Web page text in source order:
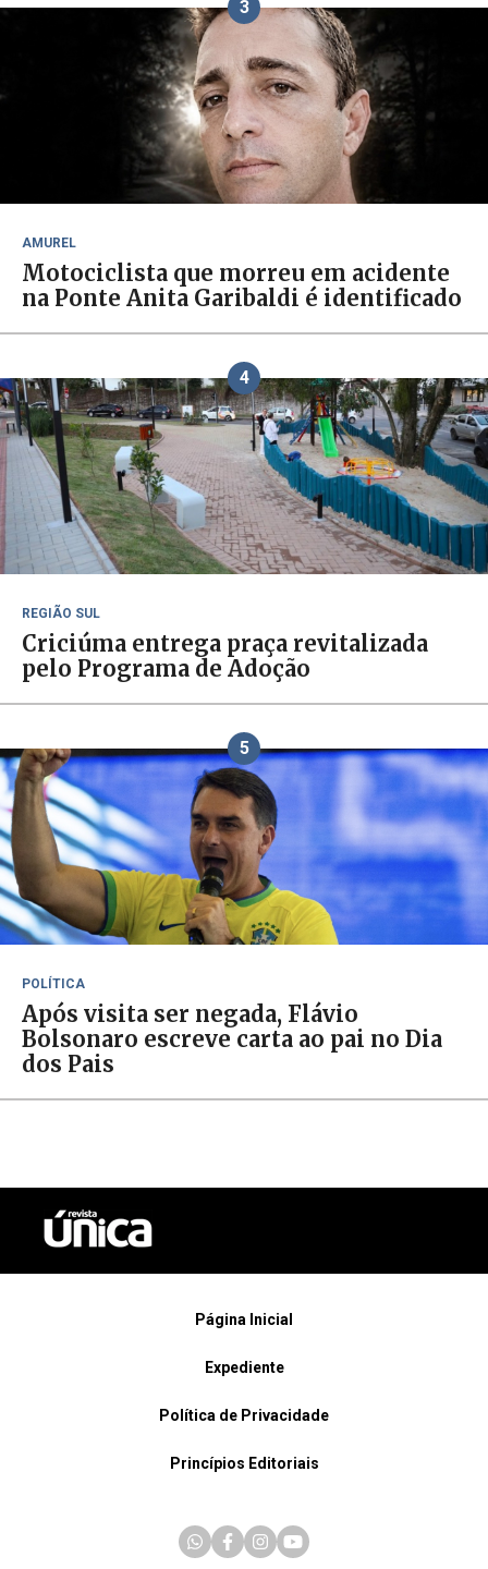
3
AMUREL
Motociclista que morreu em acidente
na Ponte Anita Garibaldi é identificado
4
REGIÃO SUL
Criciúma entrega praça revitalizada
pelo Programa de Adoção
5
POLÍTICA
Após visita ser negada, Flávio
Bolsonaro escreve carta ao pai no Dia
dos Pais
Página Inicial
Expediente
Política de Privacidade
Princípios Editoriais